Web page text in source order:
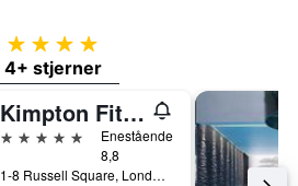
4 stjerner
4+ stjerner
Kimpton Fitzroy London
5 stjerner
Enestående
8,8
1-8 Russell Square, London, Storbritannien